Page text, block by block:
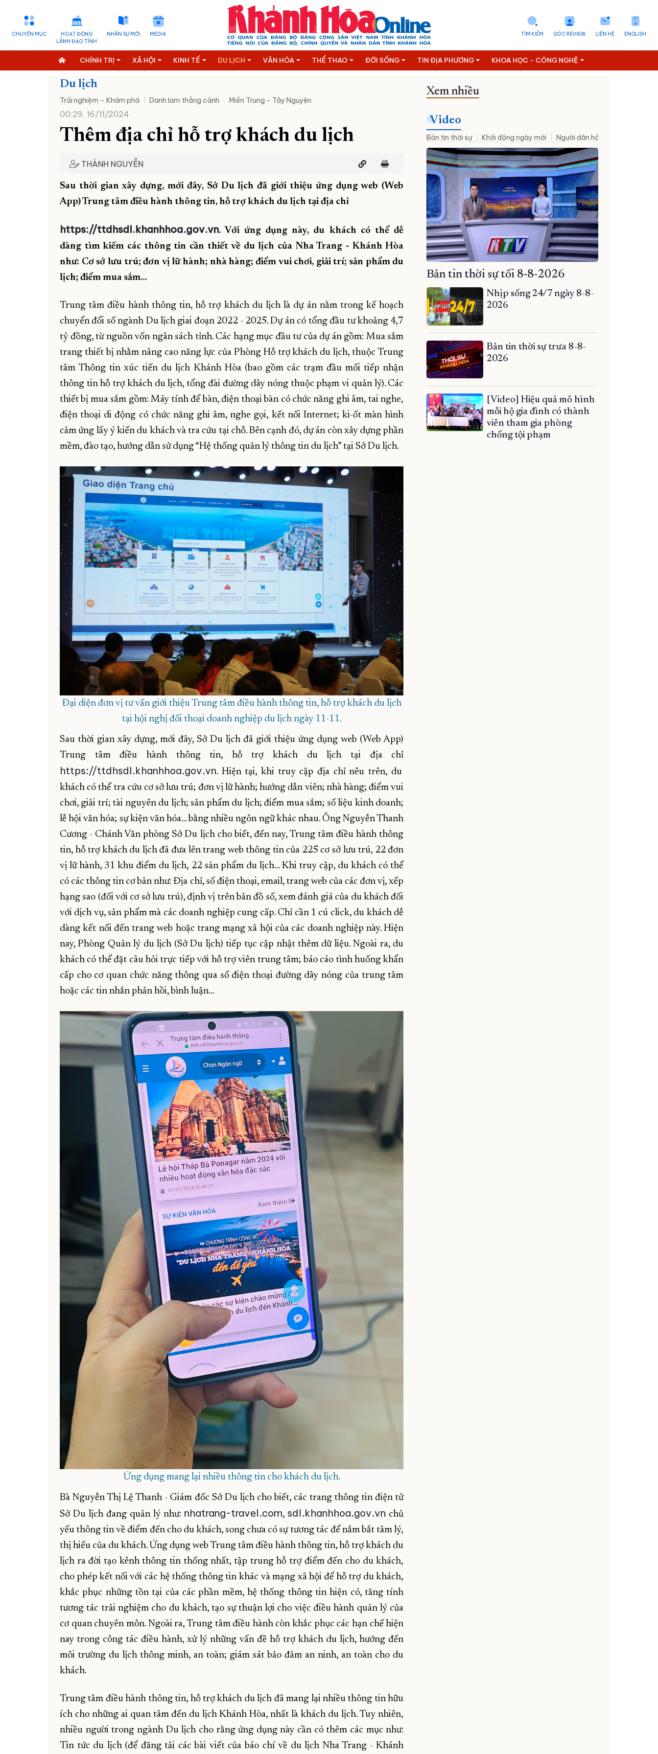
CHUYÊN MỤC
HOẠT ĐỘNG
LÃNH ĐẠO TỈNH
NHÂN SỰ MỚI MEDIA ENGLISH
LIÊN HỆ
GÓC REVIEW
TÌM KIẾM
CHÍNH TRỊ XÃ HỘI KINH TẾ DU LỊCH VĂN HÓA THỂ THAO ĐỜI SỐNG TIN ĐỊA PHƯƠNG KHOA HỌC - CÔNG NGHỆ
Du lịch
Trải nghiệm – Khám phá Danh lam thắng cảnh Miền Trung - Tây Nguyên
00:29, 16/11/2024
Thêm địa chỉ hỗ trợ khách du lịch
THÀNH NGUYỄN
Sau thời gian xây dựng, mới đây, Sở Du lịch đã giới thiệu ứng dụng web (Web
App) Trung tâm điều hành thông tin, hỗ trợ khách du lịch tại địa chỉ
https://ttdhsdl.khanhhoa.gov.vn. Với ứng dụng này, du khách có thể dễ
dàng tìm kiếm các thông tin cần thiết về du lịch của Nha Trang - Khánh Hòa
như: Cơ sở lưu trú; đơn vị lữ hành; nhà hàng; điểm vui chơi, giải trí; sản phẩm du
lịch; điểm mua sắm…
Trung tâm điều hành thông tin, hỗ trợ khách du lịch là dự án nằm trong kế hoạch
chuyển đổi số ngành Du lịch giai đoạn 2022 - 2025. Dự án có tổng đầu tư khoảng 4,7
tỷ đồng, từ nguồn vốn ngân sách tỉnh. Các hạng mục đầu tư của dự án gồm: Mua sắm
trang thiết bị nhằm nâng cao năng lực của Phòng Hỗ trợ khách du lịch, thuộc Trung
tâm Thông tin xúc tiến du lịch Khánh Hòa (bao gồm các trạm đầu mối tiếp nhận
thông tin hỗ trợ khách du lịch, tổng đài đường dây nóng thuộc phạm vi quản lý). Các
thiết bị mua sắm gồm: Máy tính để bàn, điện thoại bàn có chức năng ghi âm, tai nghe,
điện thoại di động có chức năng ghi âm, nghe gọi, kết nối Internet; ki-ốt màn hình
cảm ứng lấy ý kiến du khách và tra cứu tại chỗ. Bên cạnh đó, dự án còn xây dựng phần
mềm, đào tạo, hướng dẫn sử dụng “Hệ thống quản lý thông tin du lịch” tại Sở Du lịch.
Đại diện đơn vị tư vấn giới thiệu Trung tâm điều hành thông tin, hỗ trợ khách du lịch
tại hội nghị đối thoại doanh nghiệp du lịch ngày 11-11.
Sau thời gian xây dựng, mới đây, Sở Du lịch đã giới thiệu ứng dụng web (Web App)
Trung tâm điều hành thông tin, hỗ trợ khách du lịch tại địa chỉ
https://ttdhsdl.khanhhoa.gov.vn. Hiện tại, khi truy cập địa chỉ nêu trên, du
khách có thể tra cứu cơ sở lưu trú; đơn vị lữ hành; hướng dẫn viên; nhà hàng; điểm vui
chơi, giải trí; tài nguyên du lịch; sản phẩm du lịch; điểm mua sắm; số liệu kinh doanh;
lễ hội văn hóa; sự kiện văn hóa... bằng nhiều ngôn ngữ khác nhau. Ông Nguyễn Thanh
Cương - Chánh Văn phòng Sở Du lịch cho biết, đến nay, Trung tâm điều hành thông
tin, hỗ trợ khách du lịch đã đưa lên trang web thông tin của 225 cơ sở lưu trú, 22 đơn
vị lữ hành, 31 khu điểm du lịch, 22 sản phẩm du lịch… Khi truy cập, du khách có thể
có các thông tin cơ bản như: Địa chỉ, số điện thoại, email, trang web của các đơn vị, xếp
hạng sao (đối với cơ sở lưu trú), định vị trên bản đồ số, xem đánh giá của du khách đối
với dịch vụ, sản phẩm mà các doanh nghiệp cung cấp. Chỉ cần 1 cú click, du khách dễ
dàng kết nối đến trang web hoặc trang mạng xã hội của các doanh nghiệp này. Hiện
nay, Phòng Quản lý du lịch (Sở Du lịch) tiếp tục cập nhật thêm dữ liệu. Ngoài ra, du
khách có thể đặt câu hỏi trực tiếp với hỗ trợ viên trung tâm; báo cáo tình huống khẩn
cấp cho cơ quan chức năng thông qua số điện thoại đường dây nóng của trung tâm
hoặc các tin nhắn phản hồi, bình luận...
Ứng dụng mang lại nhiều thông tin cho khách du lịch.
Bà Nguyễn Thị Lệ Thanh - Giám đốc Sở Du lịch cho biết, các trang thông tin điện tử
Sở Du lịch đang quản lý như: nhatrang-travel.com, sdl.khanhhoa.gov.vn chủ
yếu thông tin về điểm đến cho du khách, song chưa có sự tương tác để nắm bắt tâm lý,
thị hiếu của du khách. Ứng dụng web Trung tâm điều hành thông tin, hỗ trợ khách du
lịch ra đời tạo kênh thông tin thống nhất, tập trung hỗ trợ điểm đến cho du khách,
cho phép kết nối với các hệ thống thông tin khác và mạng xã hội để hỗ trợ du khách,
khắc phục những tồn tại của các phần mềm, hệ thống thông tin hiện có, tăng tính
tương tác trải nghiệm cho du khách, tạo sự thuận lợi cho việc điều hành quản lý của
cơ quan chuyên môn. Ngoài ra, Trung tâm điều hành còn khắc phục các hạn chế hiện
nay trong công tác điều hành, xử lý những vấn đề hỗ trợ khách du lịch, hướng đến
môi trường du lịch thông minh, an toàn; giám sát bảo đảm an ninh, an toàn cho du
khách.
Trung tâm điều hành thông tin, hỗ trợ khách du lịch đã mang lại nhiều thông tin hữu
ích cho những ai quan tâm đến du lịch Khánh Hòa, nhất là khách du lịch. Tuy nhiên,
nhiều người trong ngành Du lịch cho rằng ứng dụng này cần có thêm các mục như:
Tin tức du lịch (để đăng tải các bài viết của báo chí về du lịch Nha Trang - Khánh
Xem nhiều
Video
Bản tin thời sự Khởi động ngày mới Người dân hỏi – Cơ quan nhà
Bản tin thời sự tối 8-8-2026
Nhịp sống 24/7 ngày 8-8-
2026
Bản tin thời sự trưa 8-8-
2026
[Video] Hiệu quả mô hình
mỗi hộ gia đình có thành
viên tham gia phòng
chống tội phạm